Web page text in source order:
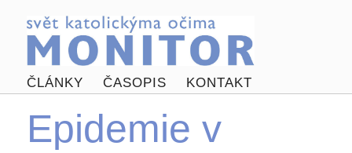
ČLÁNKY ČASOPIS KONTAKT
Epidemie v